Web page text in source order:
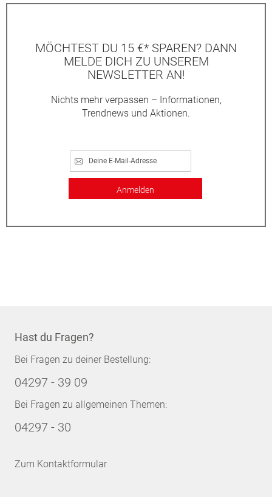
MÖCHTEST DU 15 €* SPAREN? DANN
MELDE DICH ZU UNSEREM
NEWSLETTER AN!
Nichts mehr verpassen – Informationen,
Trendnews und Aktionen.
Anmelden
Hast du Fragen?
Bei Fragen zu deiner Bestellung:
04297 - 39 09
Bei Fragen zu allgemeinen Themen:
04297 - 30
Zum Kontaktformular